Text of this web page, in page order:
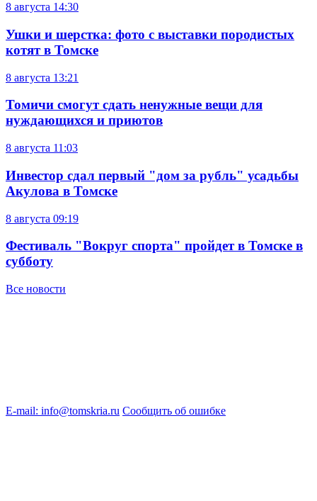
8 августа 14:30
Ушки и шерстка: фото с выставки породистых
котят в Томске
8 августа 13:21
Томичи смогут сдать ненужные вещи для
нуждающихся и приютов
8 августа 11:03
Инвестор сдал первый "дом за рубль" усадьбы
Акулова в Томске
8 августа 09:19
Фестиваль "Вокруг спорта" пройдет в Томске в
субботу
Все новости
E-mail: info@tomskria.ru Сообщить об ошибке